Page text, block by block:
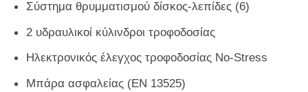
Σύστημα θρυμματισμού δίσκος-λεπίδες (6)
2 υδραυλικοί κύλινδροι τροφοδοσίας
Ηλεκτρονικός έλεγχος τροφοδοσίας No-Stress
Μπάρα ασφαλείας (EN 13525)